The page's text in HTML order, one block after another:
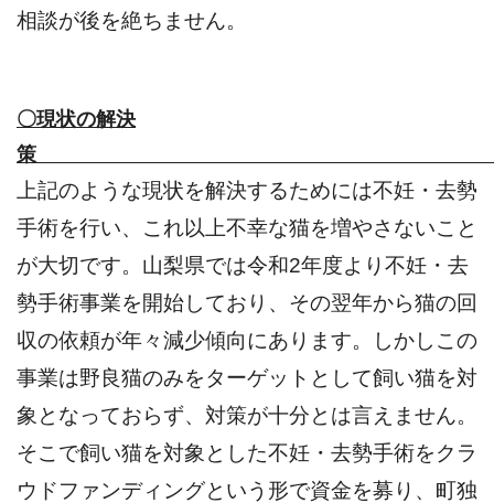
相談が後を絶ちません。
〇現状の解決
上記のような現状を解決するためには不妊・去勢
手術を行い、これ以上不幸な猫を増やさないこと
が大切です。山梨県では令和2年度より不妊・去
勢手術事業を開始しており、その翌年から猫の回
収の依頼が年々減少傾向にあります。しかしこの
事業は野良猫のみをターゲットとして飼い猫を対
象となっておらず、対策が十分とは言えません。
そこで飼い猫を対象とした不妊・去勢手術をクラ
ウドファンディングという形で資金を募り、町独